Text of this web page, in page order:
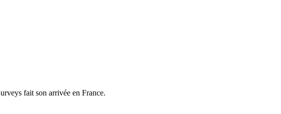
fait son arrivée en France.